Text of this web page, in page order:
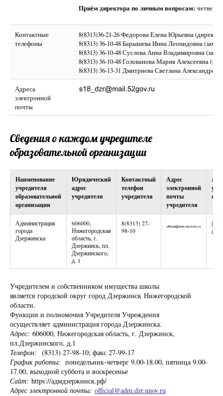
Приём директора по личным вопросам: четверг
Контактные
телефоны
8(8313)36-21-26 Федорова Елена Юрьевна
8(8313) 36-10-48 Барышева Инна Леонидовна
8(8313) 36-10-48 Суслова Анна Владимировна
8(8313) 36-10-48 Голованова Мария Алексеевна
8(8313) 36-13-31 Дмитриева Светлана
Адреса
электронной
почты
Сведения о каждом учредителе
образовательной организации
Наименование
учредителя
образовательной
организации
Юридический
адрес
учредителя
Контактный
телефон
учредителя
Адрес
электронной
почты
учредителя
Администрация
города
Дзержинска
606000,
Нижегородская
область, г.
Дзержинск, пл.
Дзержинского,
д. 1
8(8313) 27-
98-10
Учредителем и собственником имущества школы
является городской округ город Дзержинск Нижегородской
области.
Функции и полномочия Учредителя Учреждения
осуществляет администрация города Дзержинска.
Адрес: 606000, Нижегородская область, г. Дзержинск,
пл.Дзержинского, д.1
Телефон: (8313) 27-98-10; факс 27-99-17
График работы: понедельник-четверг 9.00-18.00, пятница 9.00-
17.00, выходной суббота и воскресенье
Сайт: https://адмдзержинск.рф/
Адрес электронной почты: official@adm.dzr.nnov.ru